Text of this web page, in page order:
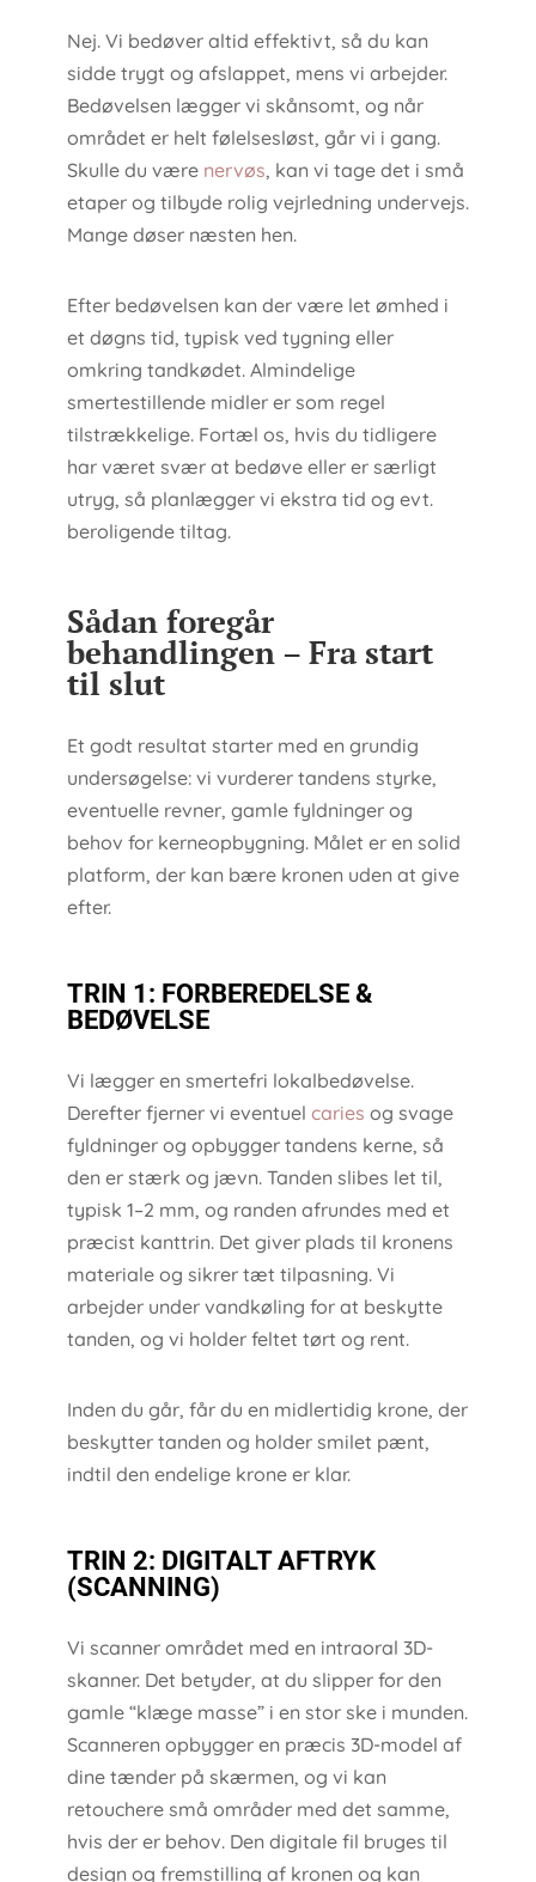
Nej. Vi bedøver altid effektivt, så du kan
sidde trygt og afslappet, mens vi arbejder.
Bedøvelsen lægger vi skånsomt, og når
området er helt følelsesløst, går vi i gang.
Skulle du være nervøs, kan vi tage det i små
etaper og tilbyde rolig vejrledning undervejs.
Mange døser næsten hen.
Efter bedøvelsen kan der være let ømhed i
et døgns tid, typisk ved tygning eller
omkring tandkødet. Almindelige
smertestillende midler er som regel
tilstrækkelige. Fortæl os, hvis du tidligere
har været svær at bedøve eller er særligt
utryg, så planlægger vi ekstra tid og evt.
beroligende tiltag.
Sådan foregår
behandlingen – Fra start
til slut
Et godt resultat starter med en grundig
undersøgelse: vi vurderer tandens styrke,
eventuelle revner, gamle fyldninger og
behov for kerneopbygning. Målet er en solid
platform, der kan bære kronen uden at give
efter.
TRIN 1: FORBEREDELSE &
BEDØVELSE
Vi lægger en smertefri lokalbedøvelse.
Derefter fjerner vi eventuel caries og svage
fyldninger og opbygger tandens kerne, så
den er stærk og jævn. Tanden slibes let til,
typisk 1–2 mm, og randen afrundes med et
præcist kanttrin. Det giver plads til kronens
materiale og sikrer tæt tilpasning. Vi
arbejder under vandkøling for at beskytte
tanden, og vi holder feltet tørt og rent.
Inden du går, får du en midlertidig krone, der
beskytter tanden og holder smilet pænt,
indtil den endelige krone er klar.
TRIN 2: DIGITALT AFTRYK
(SCANNING)
Vi scanner området med en intraoral 3D-
skanner. Det betyder, at du slipper for den
gamle “klæge masse” i en stor ske i munden.
Scanneren opbygger en præcis 3D-model af
dine tænder på skærmen, og vi kan
retouchere små områder med det samme,
hvis der er behov. Den digitale fil bruges til
design og fremstilling af kronen og kan